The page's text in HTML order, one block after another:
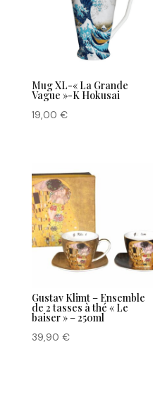
Mug XL-« La Grande
Vague »-K Hokusai
19,00 €
Gustav Klimt – Ensemble
de 2 tasses à thé « Le
baiser » – 250ml
39,90 €